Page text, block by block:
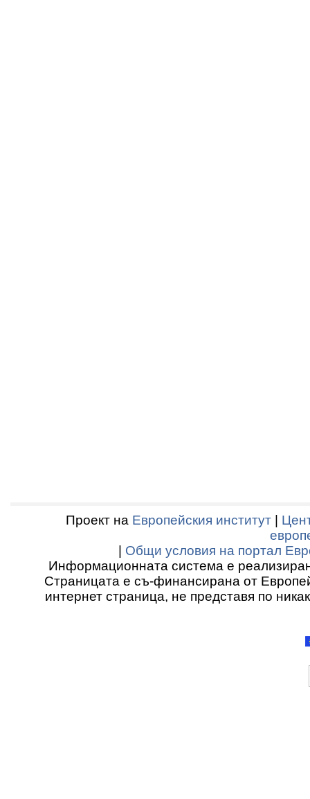
Проект на Европейския институт
Общи условия на портал
Информационната система е
Страницата е съ-финансирана от
интернет страница, не представя по